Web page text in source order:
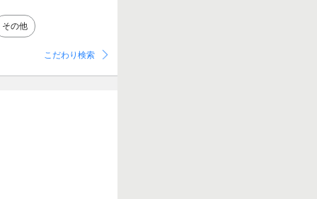
その他
こだわり検索